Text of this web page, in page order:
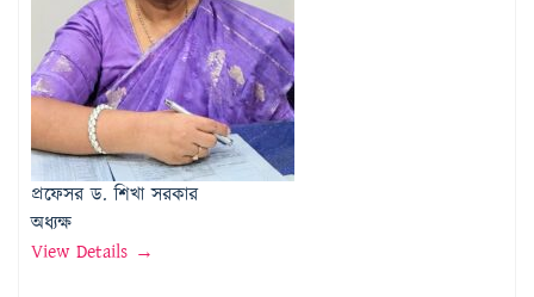
প্রফেসর ড. শিখা সরকার
অধ্যক্ষ
View Details →